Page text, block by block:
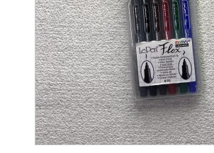
können
auf
der
Produktseite
gewählt
werden